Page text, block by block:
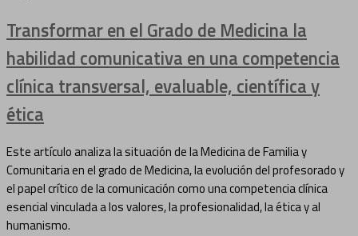
Transformar en el Grado de Medicina la
habilidad comunicativa en una competencia
clínica transversal, evaluable, científica y
ética
Este artículo analiza la situación de la Medicina de Familia y
Comunitaria en el grado de Medicina, la evolución del profesorado y
el papel crítico de la comunicación como una competencia clínica
esencial vinculada a los valores, la profesionalidad, la ética y al
humanismo.